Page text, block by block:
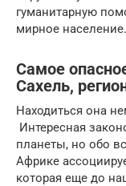
гуманитарную
мирное население.
Самое
Сахель,
Находиться она
Интересная
планеты, но обо
Африке
которая еще до